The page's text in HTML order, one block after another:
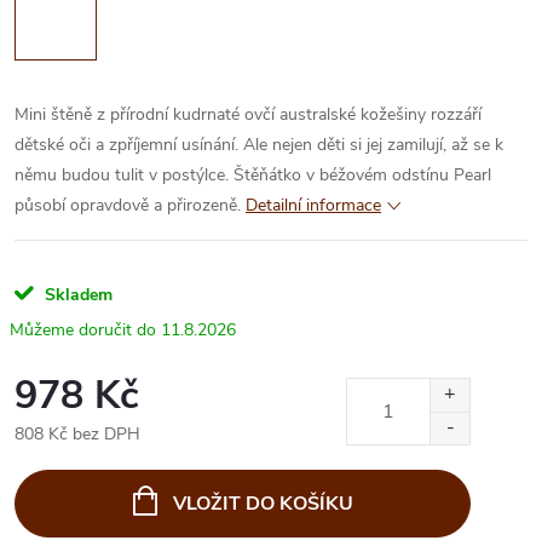
Mini štěně z přírodní kudrnaté ovčí australské kožešiny rozzáří
dětské oči a zpříjemní usínání. Ale nejen děti si jej zamilují, až se k
němu budou tulit v postýlce. Štěňátko v béžovém odstínu Pearl
působí opravdově a přirozeně. Detailní informace
Skladem
11.8.2026
978 Kč
808 Kč bez DPH
cena:
VLOŽIT DO KOŠÍKU